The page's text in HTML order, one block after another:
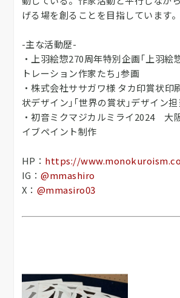
げる場を創ることを目指しています。​
-主な活動歴-
・上羽絵惣270周年特別企画｢上羽
トレーション作家たち｣参画
・株式会社ササガワ様 タカ印賞状印
状デザイン｣｢世界の賞状｣デザイン担
・​初音ミクマジカルミライ2024
イブペイント制作
HP： https://
IG： @mmashiro
X： @mmasiro03